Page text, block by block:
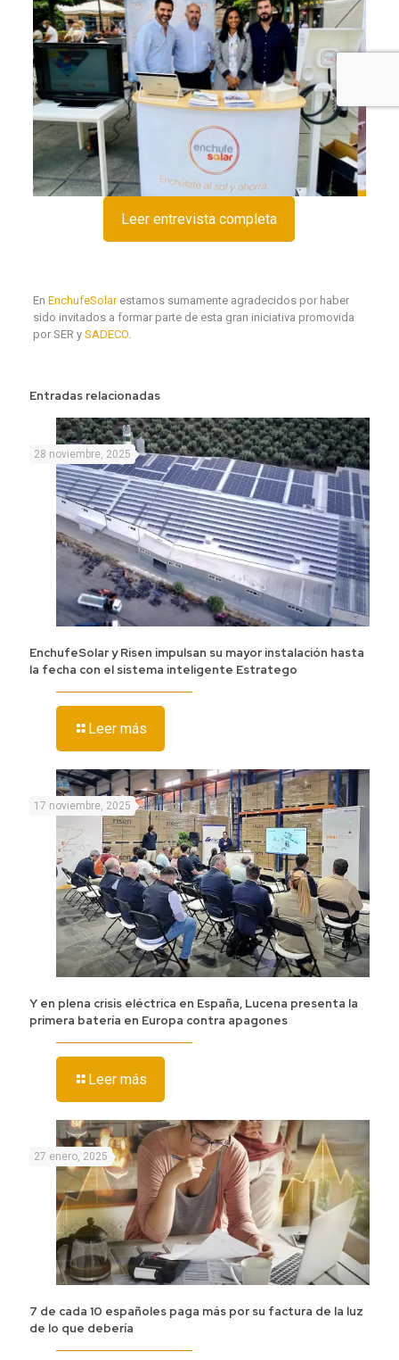
Leer entrevista completa
En EnchufeSolarestamos sumamente agradecidos por haber
sido invitados a formar parte de esta gran iniciativa promovida
por SER y SADECO.
Entradas relacionadas
28 noviembre, 2025
EnchufeSolar y Risen impulsan su mayor instalación hasta
la fecha con el sistema inteligente Estratego
Leer más
17 noviembre, 2025
Y en plena crisis eléctrica en España, Lucena presenta la
primera batería en Europa contra apagones
Leer más
27 enero, 2025
7 de cada 10 españoles paga más por su factura de la luz
de lo que debería